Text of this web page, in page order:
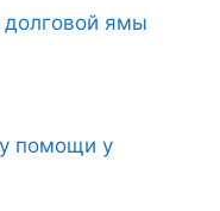
ямы
помощи у